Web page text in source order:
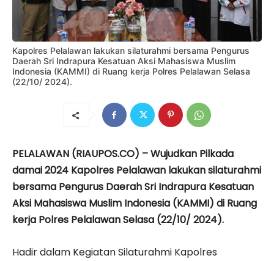
Kapolres Pelalawan lakukan silaturahmi bersama Pengurus
Daerah Sri Indrapura Kesatuan Aksi Mahasiswa Muslim
Indonesia (KAMMI) di Ruang kerja Polres Pelalawan Selasa
(22/10/ 2024).
PELALAWAN (RIAUPOS.CO) – Wujudkan Pilkada
damai 2024 Kapolres Pelalawan lakukan silaturahmi
bersama Pengurus Daerah Sri Indrapura Kesatuan
Aksi Mahasiswa Muslim Indonesia (KAMMI) di Ruang
kerja Polres Pelalawan Selasa (22/10/ 2024).
Hadir dalam Kegiatan Silaturahmi Kapolres